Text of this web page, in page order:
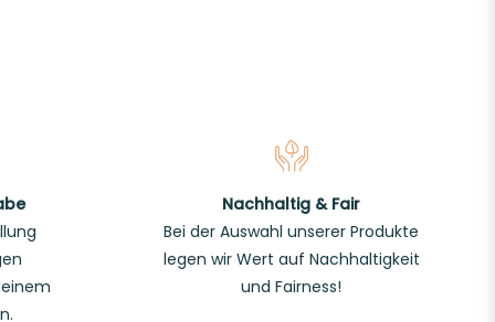
Nachhaltig & Fair
Bei der Auswahl unserer Produkte
legen wir Wert auf Nachhaltigkeit
und Fairness!